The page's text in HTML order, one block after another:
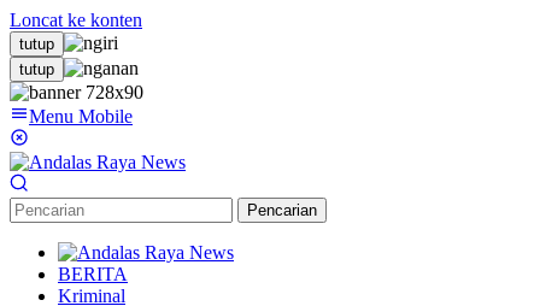
Loncat ke konten
tutup
tutup
Menu Mobile
Pencarian
BERITA
Kriminal